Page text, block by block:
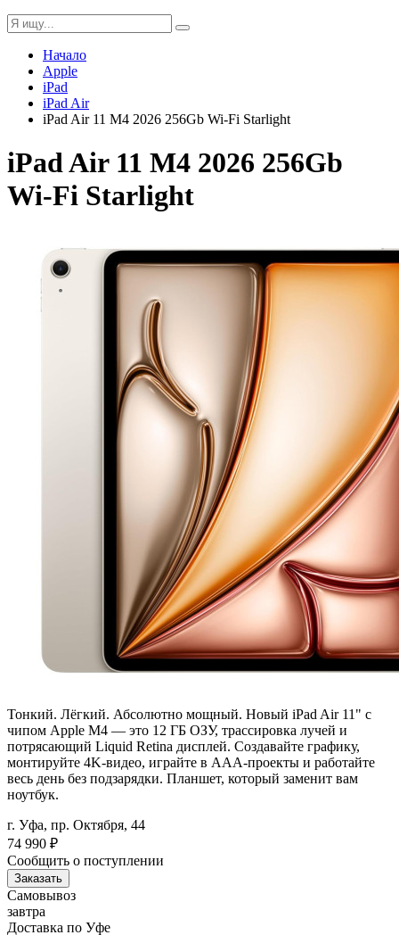
Начало
Apple
iPad
iPad Air
iPad Air 11 M4 2026 256Gb Wi-Fi Starlight
iPad Air 11 M4 2026 256Gb
Wi-Fi Starlight
Тонкий. Лёгкий. Абсолютно мощный. Новый iPad Air 11" с
чипом Apple M4 — это 12 ГБ ОЗУ, трассировка лучей и
потрясающий Liquid Retina дисплей. Создавайте графику,
монтируйте 4K-видео, играйте в AAA-проекты и работайте
весь день без подзарядки. Планшет, который заменит вам
ноутбук.
г. Уфа, пр. Октября, 44
74 990 ₽
Сообщить о поступлении
Заказать
Самовывоз
завтра
Доставка по Уфе